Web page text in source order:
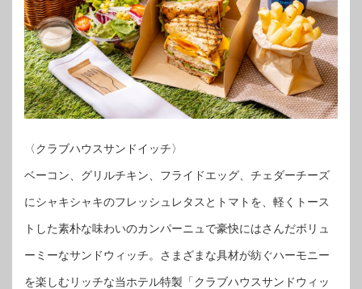
〈クラブハウスサンドイッチ〉
ベーコン、グリルチキン、フライドエッグ、チェダーチーズ
にシャキシャキのフレッシュレタスとトマトを、軽くトース
トした素朴な味わいのカンパーニュで豪快にはさんだボリュ
ーミーなサンドウィッチ。さまざまな具材が紡ぐハーモニー
を楽しむリッチな当ホテル特製「クラブハウスサンドウィッ